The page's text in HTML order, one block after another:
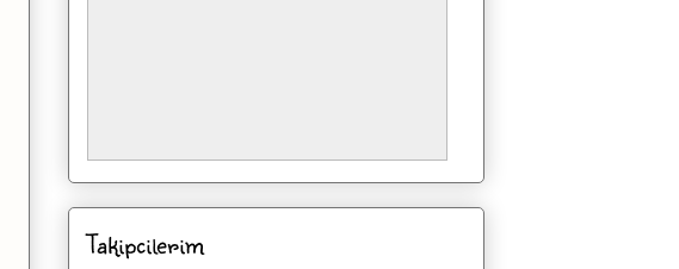
Takipcilerim